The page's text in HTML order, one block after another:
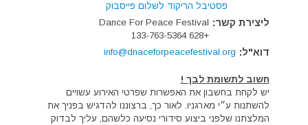
פסטיבל הריקוד לשלום פייסבוק
ליצירת קשר: Dance For Peace Festival
+628 133-763-5364
דוא"ל: info@dnaceforpeacefestival.org
חשוב לתשומת לבך !
יש לקחת בחשבון את האפשרות שפרטי האירוע עשויים
להשתנות ע״י מארגניו. לאור כך, ברצוננו להדגיש בפניך את
המלצתנו שלפני ביצוע סידורי נסיעה כלשהם, עליך לבדוק